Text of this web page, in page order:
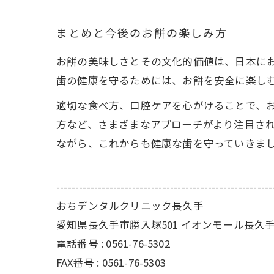
まとめと今後のお餅の楽しみ方
お餅の美味しさとその文化的価値は、日本
歯の健康を守るためには、お餅を安全に楽し
適切な食べ方、口腔ケアを心がけることで、
方など、さまざまなアプローチがより注目さ
ながら、これからも健康な歯を守っていきま
おちデンタルクリニック長久手
愛知県長久手市勝入塚501 イオンモール長久
電話番号 : 0561-76-5302
FAX番号 : 0561-76-5303